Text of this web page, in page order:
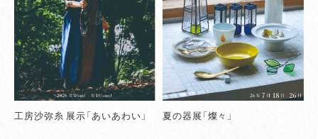
工房沙弥糸 展示「あいあわい」 夏の器展「燦々」